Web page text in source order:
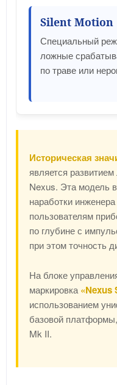
Silent Motion
Специальный
ложные
по траве или
Историческая
является
Nexus. Эта модель
наработки
пользователям
по глубине с
при этом точность
На блоке
маркировка «Nexus
использованием
базовой
Mk II.